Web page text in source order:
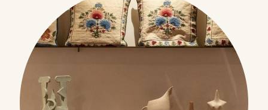
FOLLOW
Facebook
Instagram
Youtube